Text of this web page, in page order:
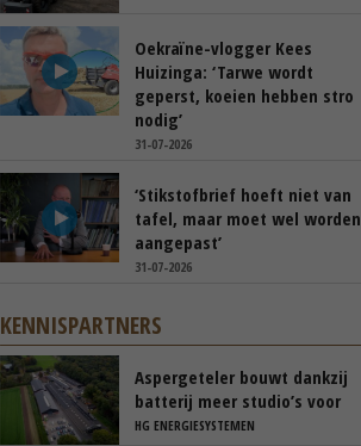
Oekraïne-vlogger Kees
Huizinga: ‘Tarwe wordt
geperst, koeien hebben stro
nodig’
31-07-2026
‘Stikstofbrief hoeft niet van
tafel, maar moet wel worden
aangepast’
31-07-2026
KENNISPARTNERS
Aspergeteler bouwt dankzij
batterij meer studio’s voor
personeel
HG ENERGIESYSTEMEN